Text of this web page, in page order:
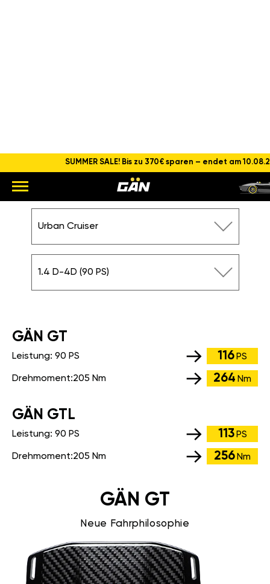
Urban Cruiser
1.4 D-4D (90 PS)
GÄN GT
Leistung: 90 PS 116 PS
Drehmoment:205 Nm 264 Nm
GÄN GTL
Leistung: 90 PS 113 PS
Drehmoment:205 Nm 256 Nm
GÄN GT
Neue Fahrphilosophie